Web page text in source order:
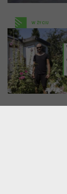
W ŻYCIU